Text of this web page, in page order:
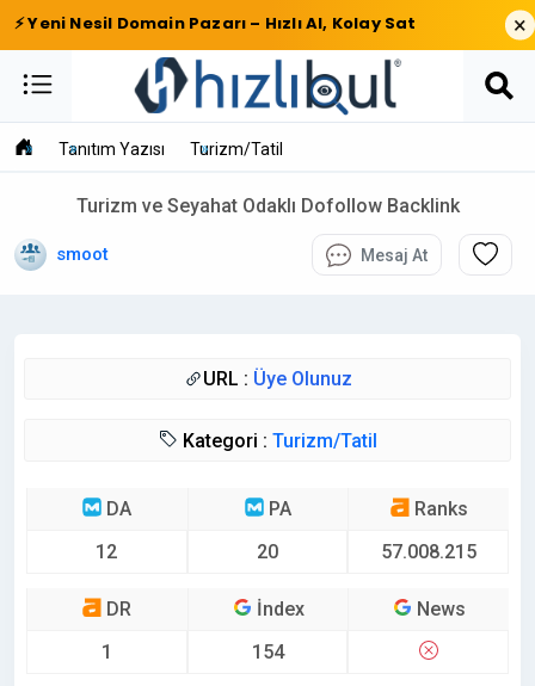
⚡ Yeni Nesil Domain Pazarı – Hızlı Al, Kolay Sat ×
Tanıtım Yazısı Turizm/Tatil
Turizm ve Seyahat Odaklı Dofollow Backlink
smoot Mesaj At
URL : Üye Olunuz
Kategori : Turizm/Tatil
DA
12
PA
20
Ranks
57.008.215
DR
1
İndex
154
News